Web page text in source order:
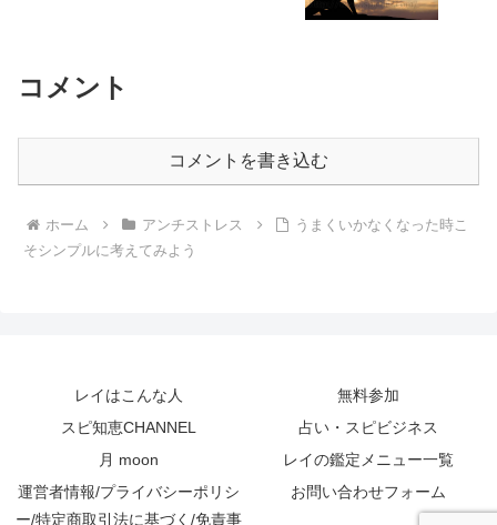
コメント
コメントを書き込む
ホーム アンチストレス
うまくいかなくなった時こ
そシンプルに考えてみよう
レイはこんな人
無料参加
スピ知恵CHANNEL
占い・スピビジネス
月 moon
レイの鑑定メニュー一覧
運営者情報/プライバシーポリシ
ー/特定商取引法に基づく/免責事
お問い合わせフォーム